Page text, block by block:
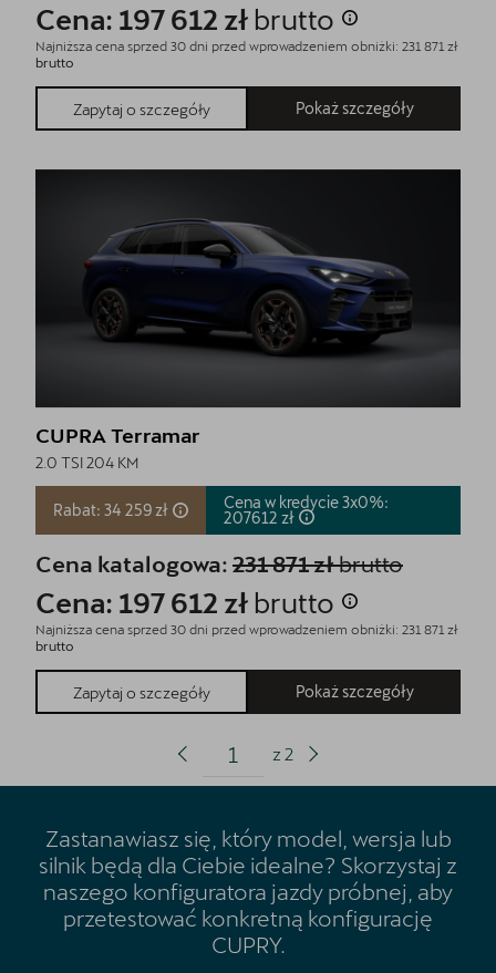
Cena: 197 612 zł brutto
Najniższa cena sprzed 30 dni przed wprowadzeniem obniżki: 231 871 zł
brutto
Zapytaj o szczegóły Pokaż szczegóły
CUPRA Terramar
2.0 TSI 204 KM
Rabat: 34 259 zł
Cena w kredycie 3x0%:
207612 zł
Cena katalogowa: 231 871 złbrutto
Cena: 197 612 zł brutto
Najniższa cena sprzed 30 dni przed wprowadzeniem obniżki: 231 871 zł
brutto
Zapytaj o szczegóły Pokaż szczegóły
z 2
Zastanawiasz się, który model, wersja lub
silnik będą dla Ciebie idealne? Skorzystaj z
naszego konfiguratora jazdy próbnej, aby
przetestować konkretną konfigurację
CUPRY.